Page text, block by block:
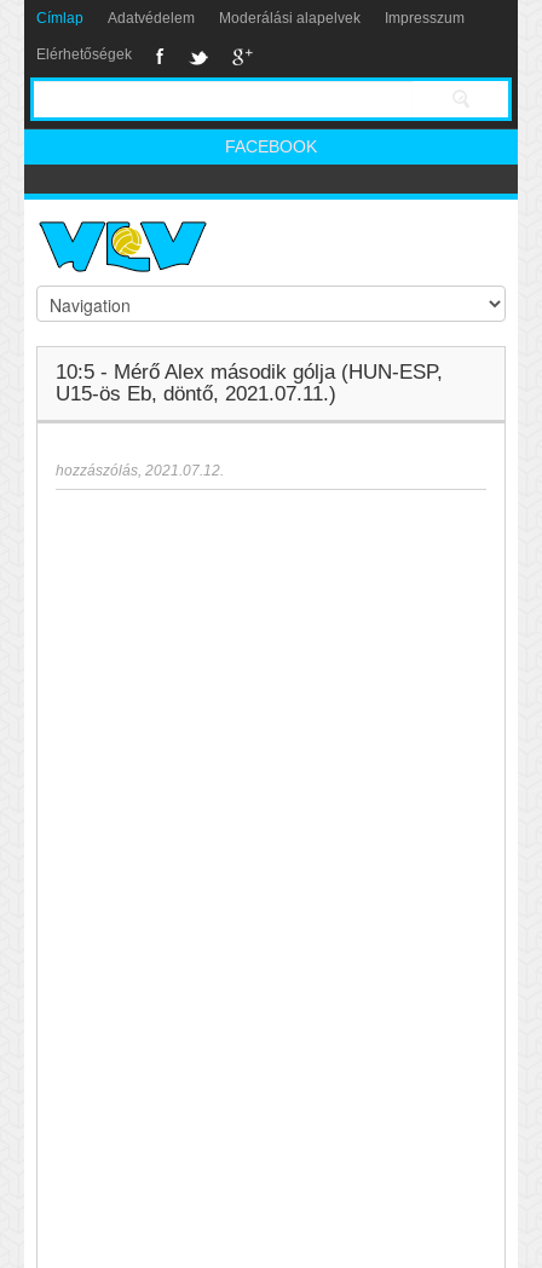
Címlap Adatvédelem Moderálási alapelvek Impresszum
Elérhetőségek
FACEBOOK
10:5 - Mérő Alex második gólja (HUN-ESP,
U15-ös Eb, döntő, 2021.07.11.)
hozzászólás, 2021.07.12.